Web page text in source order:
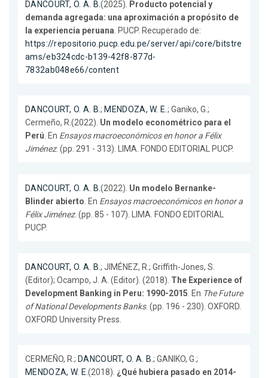
DANCOURT, O. A. B.(2025). Producto potencial y
demanda agregada: una aproximación a propósito de
la experiencia peruana. PUCP. Recuperado de:
https://repositorio.pucp.edu.pe/server/api/core/bitstre
ams/eb324cdc-b139-42f8-877d-
7832ab048e66/content
DANCOURT, O. A. B.; MENDOZA, W. E.; Ganiko, G.;
Cermeño, R.(2022). Un modelo econométrico para el
Perú. En Ensayos macroeconómicos en honor a Félix
Jiménez. (pp. 291 - 313). LIMA. FONDO EDITORIAL PUCP.
DANCOURT, O. A. B.(2022). Un modelo Bernanke-
Blinder abierto. En Ensayos macroeconómicos en honor a
Félix Jiménez. (pp. 85 - 107). LIMA. FONDO EDITORIAL
PUCP.
DANCOURT, O. A. B.; JIMÉNEZ, R.; Griffith-Jones, S.
(Editor); Ocampo, J. A. (Editor). (2018). The Experience of
Development Banking in Peru: 1990-2015. En The Future
of National Developments Banks. (pp. 196 - 230). OXFORD.
OXFORD University Press.
CERMEÑO, R.; DANCOURT, O. A. B.; GANIKO, G.;
MENDOZA, W. E.(2018). ¿Qué hubiera pasado en 2014-